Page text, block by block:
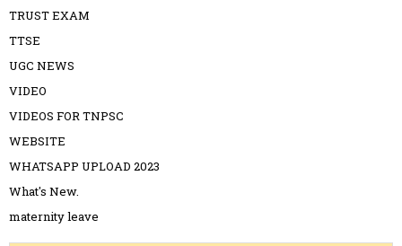
TRUST EXAM
TTSE
UGC NEWS
VIDEO
VIDEOS FOR TNPSC
WEBSITE
WHATSAPP UPLOAD 2023
What's New.
maternity leave